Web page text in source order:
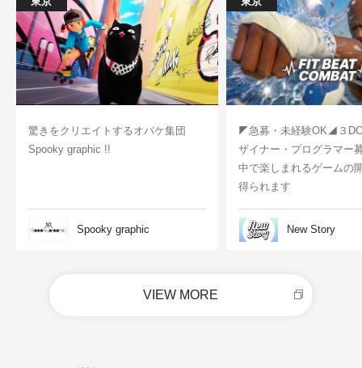
驚きをクリエイトするオバケ集団
Spooky graphic !!
Spooky graphic
◤急募・未経験OK◢３
ザイナー・プログラマー
中で楽しまれるゲームの
得られます
New Story
VIEW MORE